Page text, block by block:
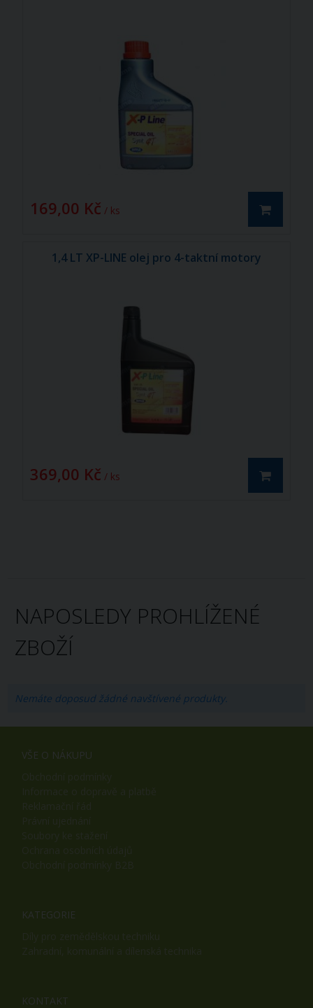
169,00 Kč / ks
1,4 LT XP-LINE olej pro 4-taktní motory
369,00 Kč / ks
NAPOSLEDY PROHLÍŽENÉ
ZBOŽÍ
Nemáte doposud žádné navštívené produkty.
VŠE O NÁKUPU
KATEGORIE
KONTAKT